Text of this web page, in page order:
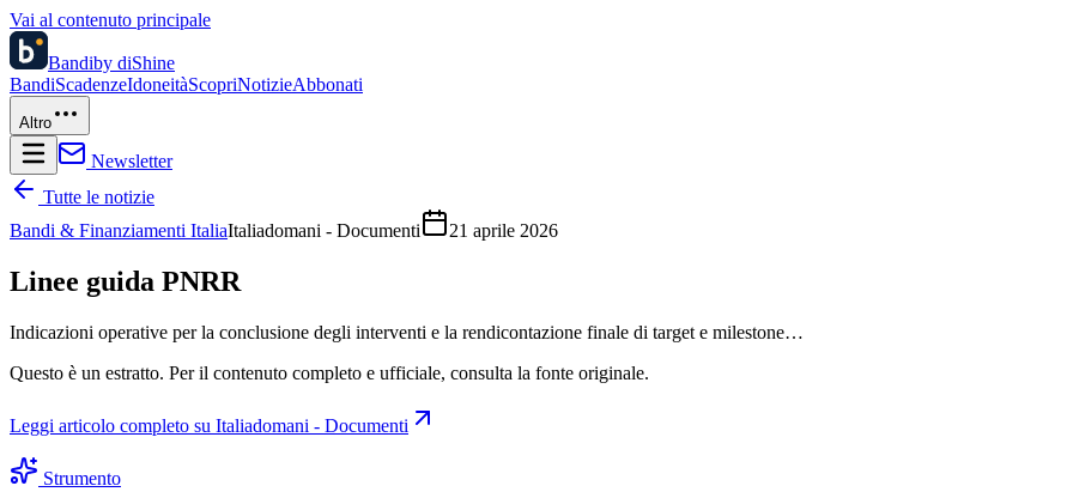
Vai al contenuto principale
Bandiby diShine
BandiScadenzeIdoneitàScopriNotizieAbbonati
Altro
Newsletter
Tutte le notizie
Bandi & Finanziamenti ItaliaItaliadomani - Documenti 21 aprile 2026
Linee guida PNRR
Indicazioni operative per la conclusione degli interventi e la rendicontazione finale di target e milestone…
Questo è un estratto. Per il contenuto completo e ufficiale, consulta la fonte originale.
Leggi articolo completo su Italiadomani - Documenti
Strumento